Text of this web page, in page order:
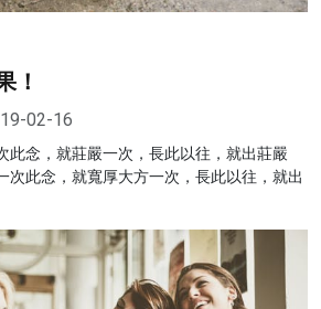
！
02-16
此念，就莊嚴一次，長此以往，就出莊嚴
次此念，就寬厚大方一次，長此以往，就出